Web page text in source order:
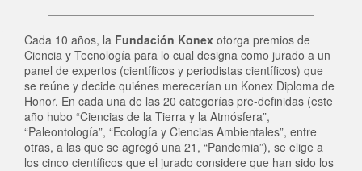
Cada 10 años, la Fundación Konex otorga premios de
Ciencia y Tecnología para lo cual designa como jurado a un
panel de expertos (científicos y periodistas científicos) que
se reúne y decide quiénes merecerían un Konex Diploma de
Honor. En cada una de las 20 categorías pre-definidas (este
año hubo “Ciencias de la Tierra y la Atmósfera”,
“Paleontología”, “Ecología y Ciencias Ambientales”, entre
otras, a las que se agregó una 21, “Pandemia”), se elige a
los cinco científicos que el jurado considere que han sido los